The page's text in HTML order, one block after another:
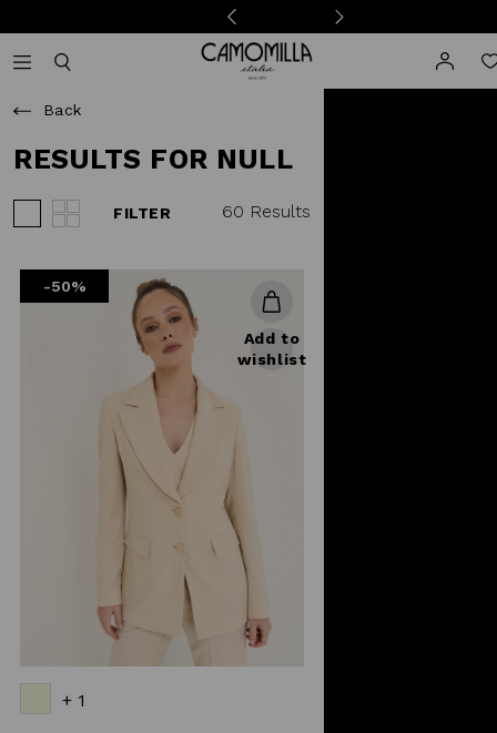
Camomilla Italia®
Back
RESULTS FOR NULL
FILTER 60 Results
-50%
Add to
wishlist
+ 1